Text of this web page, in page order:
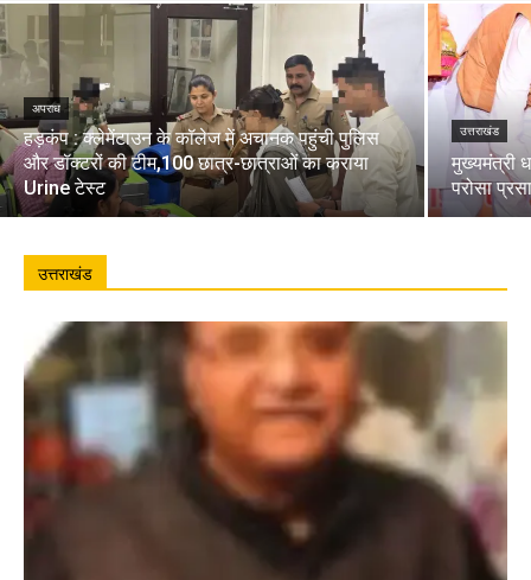
अपराध
हड़कंप : क्लेमेंटाउन के कॉलेज में अचानक पहुंची पुलिस
और डॉक्टरों की टीम,100 छात्र-छात्राओं का कराया
Urine टेस्ट
उत्तराखंड
मुख्यमंत्री
परोसा
उत्तराखंड